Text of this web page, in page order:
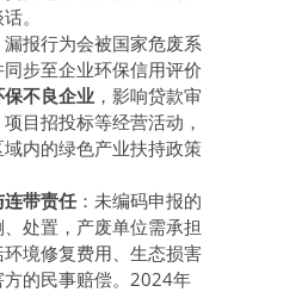
。
漏报行为会被国家危废系
步至企业环保信用评价
保不良企业 ，影响贷款审
目招投标等经营活动，
内的绿色产业扶持政策
带责任 ：未编码申报的
处置，产废单位需承担
境修复费用、生态损害
方的民事赔偿。2024年